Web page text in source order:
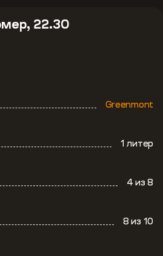
22.30
Greenmont
1 литер
4из 8
8из 10